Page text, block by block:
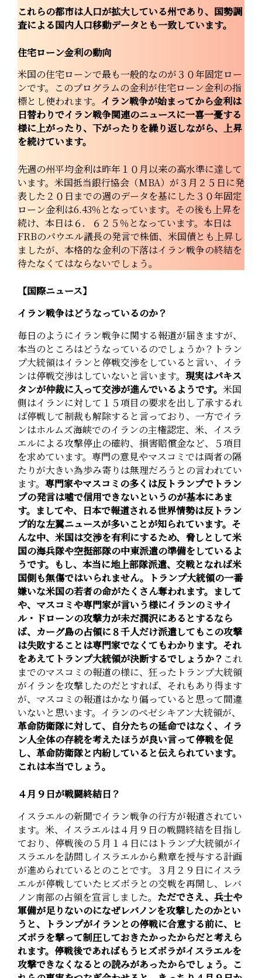
これらの都市は人口が拡大している州であり、国勢調
査による国内人口移動データとも一致しています。
住宅ローン金利の動向
米国の住宅ローンで最も一般的なのが３０年固定ロー
ンです。このプログラムの金利が住宅ローン金利の指
標とし使われます。 イラン戦争が始まってから金利は
日替わりでイラン戦争関連のニュースに一喜一憂する
様に上がったり、下がったりを繰り返しながら、上昇
を続けています。
先週の州平均金利は昨年１０月以来の高水準に達して
います。米国抵当銀行協会（MBA）が３月２５日に発
表した２０日までの週のデータを基にした３０年固定
ローン金利は6.43％となっています。その後も上昇を
続け、本日は６．６２５％となっています。本日は
FRBのパウエル議長の発言で株価、米国債とも上昇し
ましたが、本格的な金利の下落はイラン戦争の終結を
待たなくてはならないでしょう。
【国際ニュース】
イラン戦争はどうなっているのか？
毎日のようにイラン戦争に関する報道が届きますが、
本当のところはどうなっているのでしょうか？トラン
プ大統領はイランと停戦交渉をしていると言い、イラ
ンは停戦交渉はしていないと言います。 現実はパキス
タンが仲裁に入って交渉が進んでいるようです。 米国
側はイランに対して１５項目の要求を出し了承するれ
ば停戦して制裁も解除すると言っており、一方でイラ
ンはホルムズ海峡でのイランの主権認定、米、イスラ
エルによる攻撃停止の確約、損害賠償金など、５項目
を求めています。専門の意見やマスコミでは両者の隔
たりが大きい為歩み寄りは無理だろうとの言われてい
ます。 専門家やマスコミの多くは反トランプでトラン
プの発言は嘘で信用できないというのが基本にあま
す。ましてや、日本で報道される世界情勢は反トラン
プ的な左翼ニュースが多いことが知られています。そ
んな中、米国は交渉を有利にするため、脅しとして米
国の海兵隊や空挺部隊の中東派遣の準備をしているよ
うです。もし、本当に地上部隊派遣、交戦となれば米
国側も無傷ではいられません。トランプ大統領の一番
嫌いな米国の若者の命がたくさん奪われます。まして
や、マスコミや専門家が言いう様にイランのミサイ
ル・ドローンの攻撃力が未だ潤沢にあるとするなら
ば、カーグ島の占領に８千人だけ派遣してもこの攻撃
は失敗することは専門家でなくてもわかります。それ
をあえてトランプ大統領が決断するでしょうか？ これ
までのマスコミの報道の様に、狂ったトランプ大統領
がイランを攻撃したのだとすれば、それもあり得ます
が、マスコミの報道はかなり偏っていると思って間違
いないと思います。イランのぺゼシキアン大統領が、
革命防衛隊に対して、自分たちの延命ではなく、イラ
ン人全体の存続を考えたほうが良い言って停戦を促
し、革命防衛隊と内紛していると伝えられています。
これは本当でしょう。
４月９日が戦闘終結日？
イスラエルの新聞でイラン戦争の行方が報道されてい
ます。米、イスラエルは４月９日の戦闘終結を目指し
ており、停戦後の５月１４日にはトランプ大統領がイ
スラエルを訪問しイスラエルから勲章を授与する計画
が進められているとのことです。３月２９日にイスラ
エルが停戦していたヒズボラとの交戦を再開し、レバ
ノン南部の占領を宣言しました。 ただでさえ、兵士や
軍備が足りないのになぜレバノンを攻撃したのかとい
うと、トランプがイランとの停戦に合意する前に、ヒ
ズボラを撃って制圧しておきたかったからだと考えら
れます。停戦後であればもうヒズボラがイスラエルを
攻撃できなくなるとの読みがあったからでしょう。こ